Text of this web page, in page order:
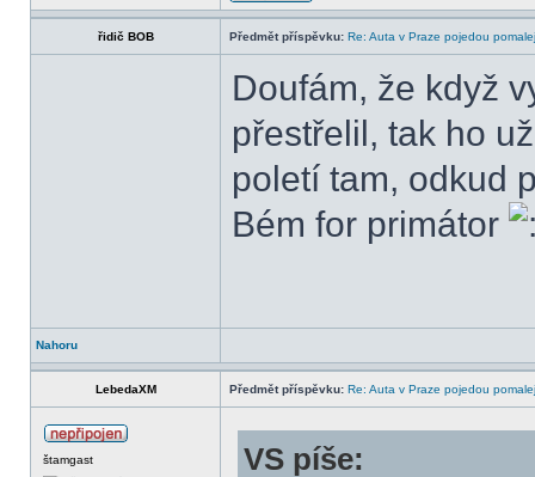
řidič BOB Předmět příspěvku: Re: Auta v Praze pojedou
Doufám, že když
přestřelil, tak ho
poletí tam, odkud
Bém for primátor
Nahoru
LebedaXM Předmět příspěvku: Re: Auta v Praze pojedou
štamgast VS píše: